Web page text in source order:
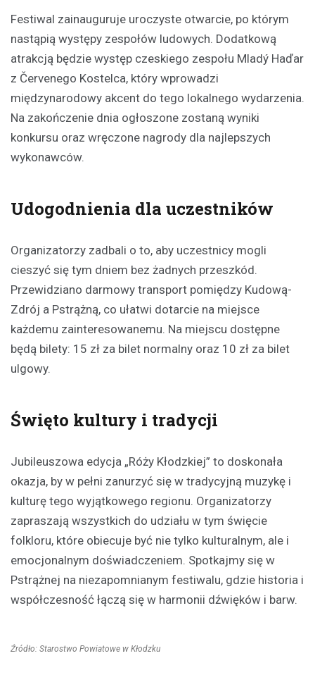
Festiwal zainauguruje uroczyste otwarcie, po którym
nastąpią występy zespołów ludowych. Dodatkową
atrakcją będzie występ czeskiego zespołu Mladý Haďar
z Červenego Kostelca, który wprowadzi
międzynarodowy akcent do tego lokalnego wydarzenia.
Na zakończenie dnia ogłoszone zostaną wyniki
konkursu oraz wręczone nagrody dla najlepszych
wykonawców.
Udogodnienia dla uczestników
Organizatorzy zadbali o to, aby uczestnicy mogli
cieszyć się tym dniem bez żadnych przeszkód.
Przewidziano darmowy transport pomiędzy Kudową-
Zdrój a Pstrążną, co ułatwi dotarcie na miejsce
każdemu zainteresowanemu. Na miejscu dostępne
będą bilety: 15 zł za bilet normalny oraz 10 zł za bilet
ulgowy.
Święto kultury i tradycji
Jubileuszowa edycja „Róży Kłodzkiej” to doskonała
okazja, by w pełni zanurzyć się w tradycyjną muzykę i
kulturę tego wyjątkowego regionu. Organizatorzy
zapraszają wszystkich do udziału w tym święcie
folkloru, które obiecuje być nie tylko kulturalnym, ale i
emocjonalnym doświadczeniem. Spotkajmy się w
Pstrążnej na niezapomnianym festiwalu, gdzie historia i
współczesność łączą się w harmonii dźwięków i barw.
Źródło: Starostwo Powiatowe w Kłodzku